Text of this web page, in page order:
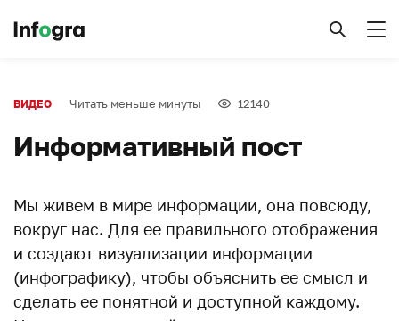
ВИДЕО Читать меньше минуты 12140
Информативный пост
Мы живем в мире информации, она повсюду,
вокруг нас. Для ее правильного отображения
и создают визуализации информации
(инфографику), чтобы объяснить ее смысл и
сделать ее понятной и доступной каждому.